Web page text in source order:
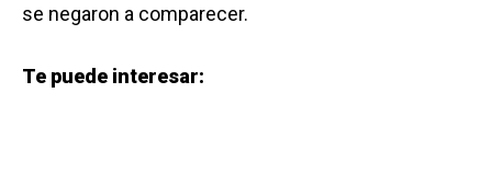
se negaron a comparecer.
Te puede interesar: